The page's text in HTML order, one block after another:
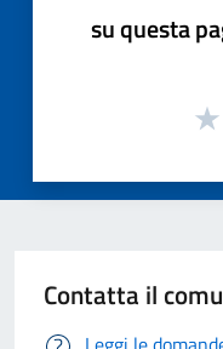
su questa
Contatta il